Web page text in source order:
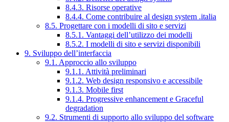
8.4.3. Risorse operative
8.4.4. Come contribuire al design system .italia
8.5. Progettare con i modelli di sito e servizi
8.5.1. Vantaggi dell’utilizzo dei modelli
8.5.2. I modelli di sito e servizi disponibili
9. Sviluppo dell’interfaccia
9.1. Approccio allo sviluppo
9.1.1. Attività preliminari
9.1.2. Web design responsivo e accessibile
9.1.3. Mobile first
9.1.4. Progressive enhancement e Graceful
degradation
9.2. Strumenti di supporto allo sviluppo del software